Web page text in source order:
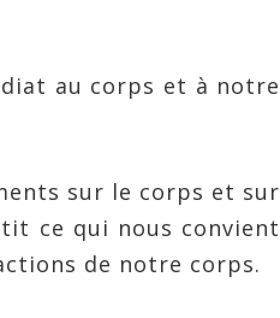
au corps et à notre
sur le corps et sur
ce qui nous convient
de notre corps.